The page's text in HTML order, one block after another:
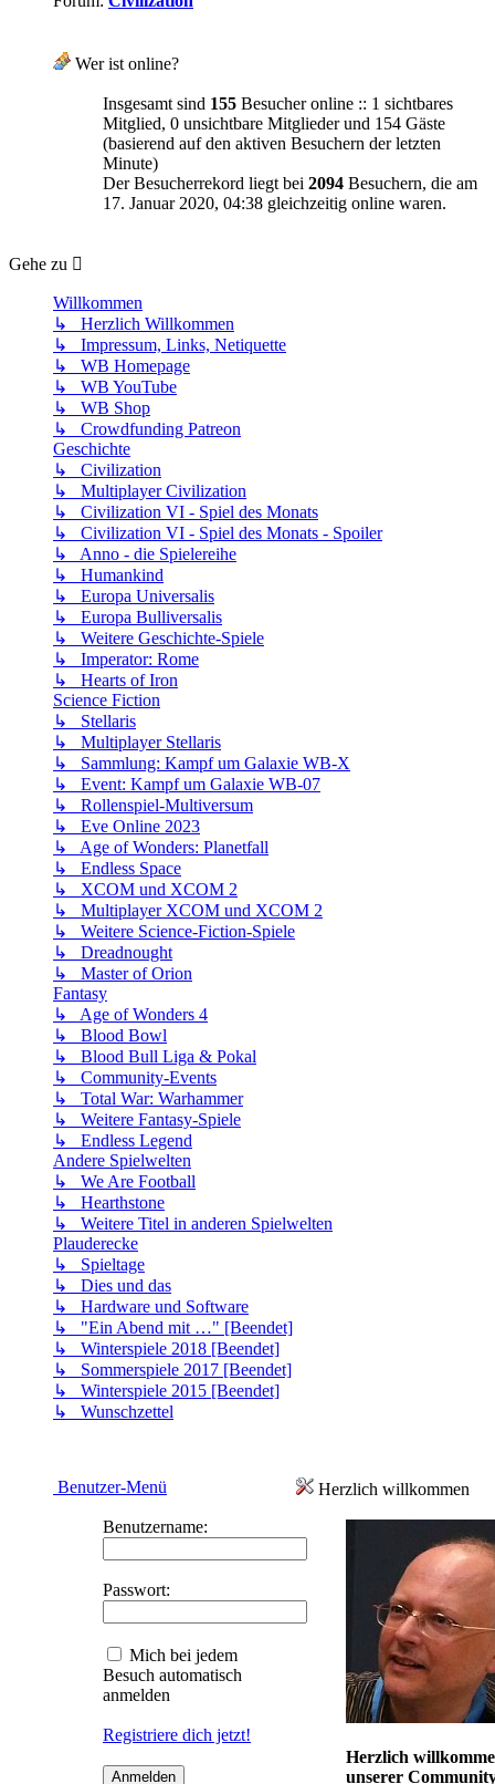
Wer ist online?
Insgesamt sind 155 Besucher online :: 1 sichtbares
Mitglied, 0 unsichtbare Mitglieder und 154 Gäste
(basierend auf den aktiven Besuchern der letzten
Minute)
Der Besucherrekord liegt bei 2094 Besuchern, die am
17. Januar 2020, 04:38 gleichzeitig online waren.
Gehe zu
Willkommen
↳ Herzlich Willkommen
↳ Impressum, Links, Netiquette
↳ WB Homepage
↳ WB YouTube
↳ WB Shop
↳ Crowdfunding Patreon
Geschichte
↳ Civilization
↳ Multiplayer Civilization
↳ Civilization VI - Spiel des Monats
↳ Civilization VI - Spiel des Monats - Spoiler
↳ Anno - die Spielereihe
↳ Humankind
↳ Europa Universalis
↳ Europa Bulliversalis
↳ Weitere Geschichte-Spiele
↳ Imperator: Rome
↳ Hearts of Iron
Science Fiction
↳ Stellaris
↳ Multiplayer Stellaris
↳ Sammlung: Kampf um Galaxie WB-X
↳ Event: Kampf um Galaxie WB-07
↳ Rollenspiel-Multiversum
↳ Eve Online 2023
↳ Age of Wonders: Planetfall
↳ Endless Space
↳ XCOM und XCOM 2
↳ Multiplayer XCOM und XCOM 2
↳ Weitere Science-Fiction-Spiele
↳ Dreadnought
↳ Master of Orion
Fantasy
↳ Age of Wonders 4
↳ Blood Bowl
↳ Blood Bull Liga & Pokal
↳ Community-Events
↳ Total War: Warhammer
↳ Weitere Fantasy-Spiele
↳ Endless Legend
Andere Spielwelten
↳ We Are Football
↳ Hearthstone
↳ Weitere Titel in anderen Spielwelten
Plauderecke
↳ Spieltage
↳ Dies und das
↳ Hardware und Software
↳ "Ein Abend mit …" [Beendet]
↳ Winterspiele 2018 [Beendet]
↳ Sommerspiele 2017 [Beendet]
↳ Winterspiele 2015 [Beendet]
↳ Wunschzettel
Benutzer-Menü
Benutzername:
Passwort:
Mich bei jedem
Besuch automatisch
anmelden
Registriere dich jetzt!
Herzlich willkommen
Herzlich
unserer